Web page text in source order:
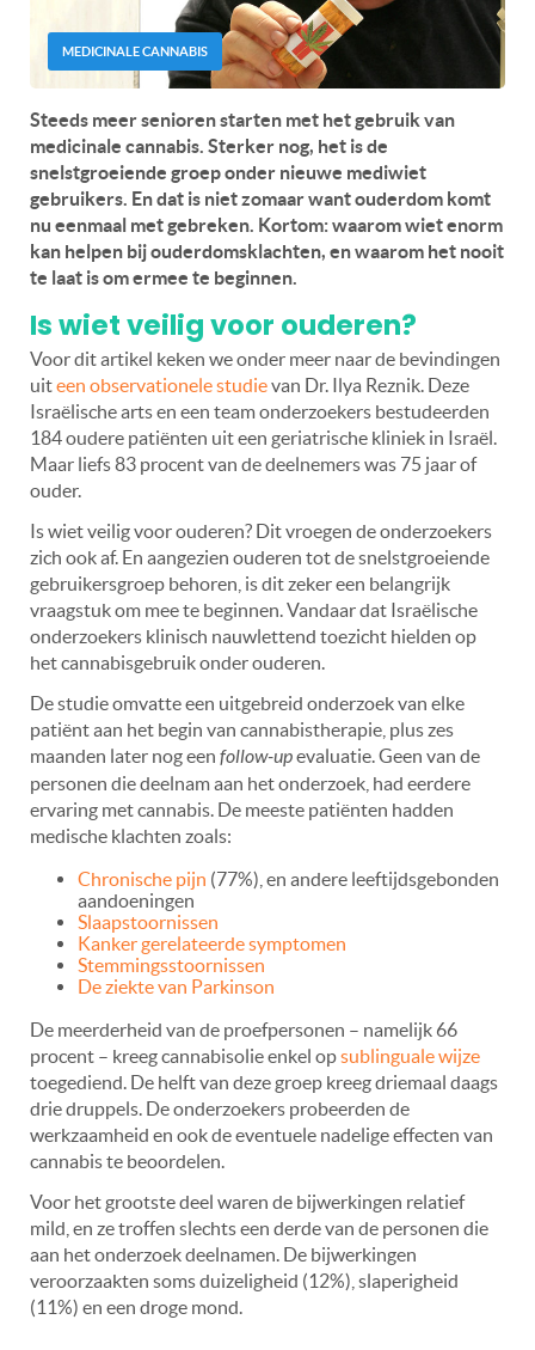
MEDICINALE CANNABIS
Steeds meer senioren starten met het gebruik van
medicinale cannabis. Sterker nog, het is de
snelstgroeiende groep onder nieuwe mediwiet
gebruikers. En dat is niet zomaar want ouderdom komt
nu eenmaal met gebreken. Kortom: waarom wiet enorm
kan helpen bij ouderdomsklachten, en waarom het nooit
te laat is om ermee te beginnen.
Is wiet veilig voor ouderen?
Voor dit artikel keken we onder meer naar de bevindingen
uiteen observationele studievan Dr. Ilya Reznik. Deze
Israëlische arts en een team onderzoekers bestudeerden
184 oudere patiënten uit een geriatrische kliniek in Israël.
Maar liefs 83 procent van de deelnemers was 75 jaar of
ouder.
Is wiet veilig voor ouderen? Dit vroegen de onderzoekers
zich ook af. En aangezien ouderen tot de snelstgroeiende
gebruikersgroep behoren, is dit zeker een belangrijk
vraagstuk om mee te beginnen. Vandaar dat Israëlische
onderzoekers klinisch nauwlettend toezicht hielden op
het cannabisgebruik onder ouderen.
De studie omvatte een uitgebreid onderzoek van elke
patiënt aan het begin van cannabistherapie, plus zes
maanden later nog een follow-upevaluatie. Geen van de
personen die deelnam aan het onderzoek, had eerdere
ervaring met cannabis. De meeste patiënten hadden
medische klachten zoals:
Chronische pijn (77%), en andere leeftijdsgebonden
aandoeningen
Slaapstoornissen
Kanker gerelateerde symptomen
Stemmingsstoornissen
De ziekte van Parkinson
De meerderheid van de proefpersonen – namelijk 66
procent – kreeg cannabisolie enkel opsublinguale wijze
toegediend. De helft van deze groep kreeg driemaal daags
drie druppels. De onderzoekers probeerden de
werkzaamheid en ook de eventuele nadelige effecten van
cannabis te beoordelen.
Voor het grootste deel waren de bijwerkingen relatief
mild, en ze troffen slechts een derde van de personen die
aan het onderzoek deelnamen. De bijwerkingen
veroorzaakten soms duizeligheid (12%), slaperigheid
(11%) en een droge mond.